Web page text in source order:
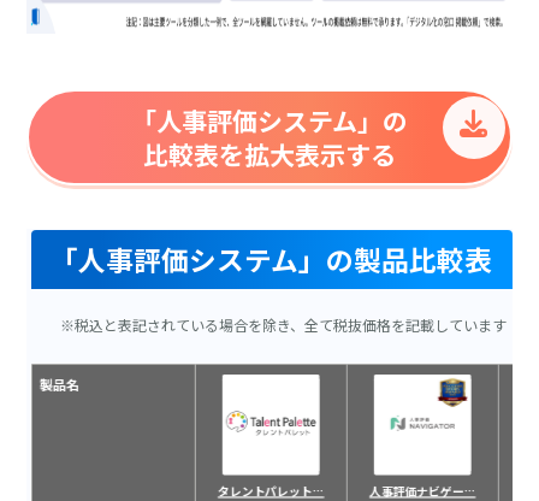
「人事評価システム」の
比較表を拡大表示する
「人事評価システム」の製品比較表
※税込と表記されている場合を除き、全て税抜価格を記載しています
製品名
タレントパレット… 人事評価ナビゲー…